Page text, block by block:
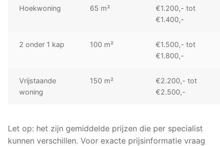
Hoekwoning 65 m²
€1.200,- tot
€1.400,-
2 onder 1 kap 100 m²
€1.500,- tot
€1.800,-
Vrijstaande
woning
150 m²
€2.200,- tot
€2.500,-
Let op: het zijn gemiddelde prijzen die per specialist
kunnen verschillen. Voor exacte prijsinformatie vraag